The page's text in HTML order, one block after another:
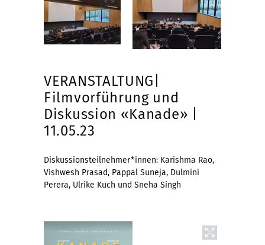
VERANSTALTUNG|
Filmvorführung und
Diskussion «Kanade» |
11.05.23
Diskussionsteilnehmer*innen: Karishma Rao,
Vishwesh Prasad, Pappal Suneja, Dulmini
Perera, Ulrike Kuch und Sneha Singh